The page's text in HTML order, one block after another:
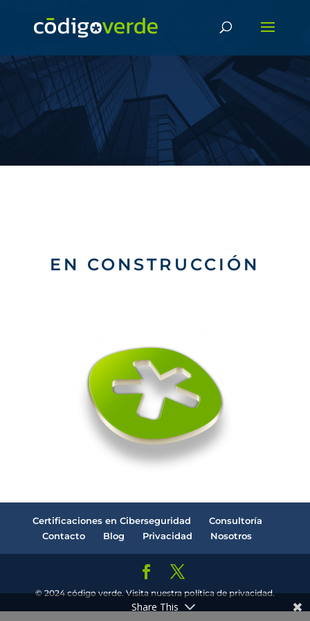
EN CONSTRUCCIÓN
Certificaciones en Ciberseguridad
Consultoría
Contacto
Blog Privacidad Nosotros
© 2024 código verde. Visita nuestra política de privacidad.
Share This